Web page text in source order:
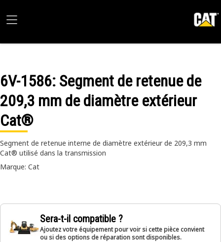
6V-1586: Segment de retenue de
209,3 mm de diamètre extérieur
Cat®
Segment de retenue interne de diamètre extérieur de 209,3 mm
Cat® utilisé dans la transmission
Marque: Cat
Sera-t-il compatible ?
Ajoutez votre équipement pour voir si cette pièce convient
ou si des options de réparation sont disponibles.